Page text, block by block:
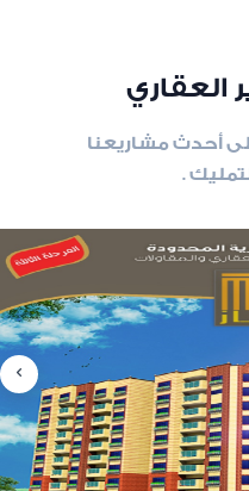
العقاري
أحدث مشاريعنا
.
slide8of 6